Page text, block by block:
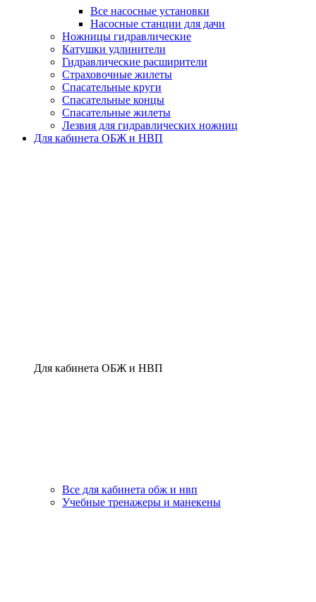
Все насосные установки
Насосные станции для дачи
Ножницы гидравлические
Катушки удлинители
Гидравлические расширители
Страховочные жилеты
Спасательные круги
Спасательные концы
Спасательные жилеты
Лезвия для гидравлических ножниц
Для кабинета ОБЖ и НВП
Для кабинета ОБЖ и НВП
Все для кабинета обж и нвп
Учебные тренажеры и манекены